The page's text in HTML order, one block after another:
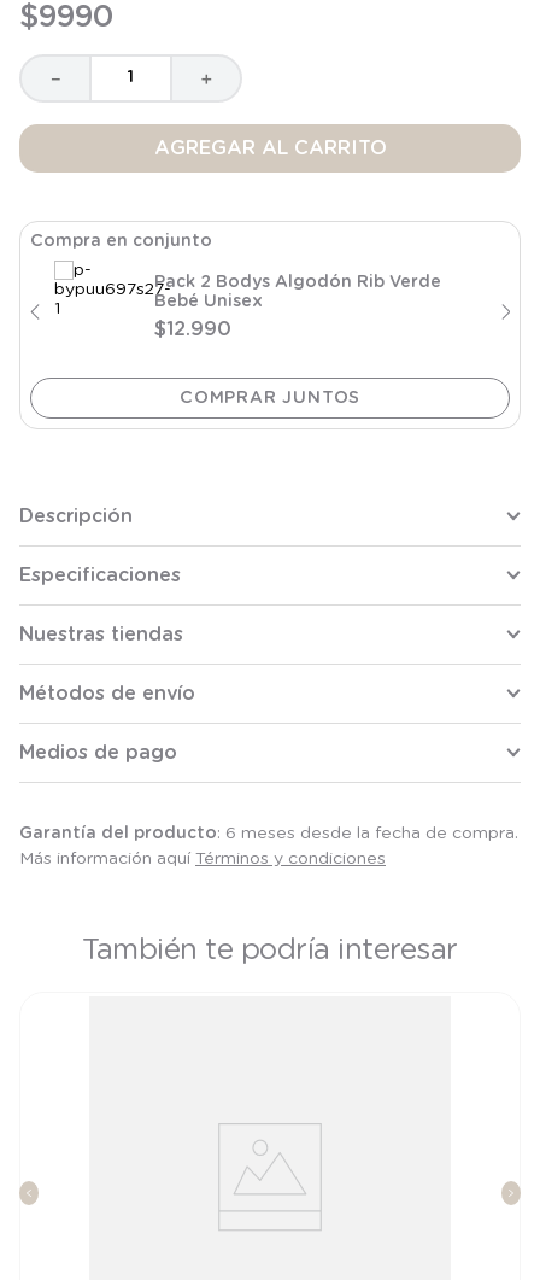
$9990
＋
－
AGREGAR AL CARRITO
Compra en conjunto
Pack 2 Bodys Algodón Rib Verde
Bebé Unisex
$12.990
Descripción
Especificaciones
Nuestras tiendas
Métodos de envío
Medios de pago
Garantía del producto: 6 meses desde la fecha de compra.
Más información aquí Términos y condiciones
También te podría interesar